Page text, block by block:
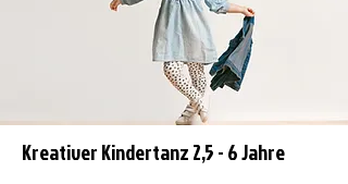
Kreativer Kindertanz 2,5 - 6 Jahre